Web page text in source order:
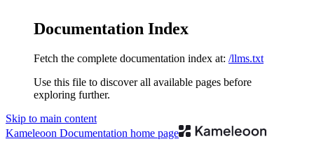
Documentation Index
Fetch the complete documentation index at: /llms.txt
Use this file to discover all available pages before
exploring further.
Skip to main content
Kameleoon Documentation home page